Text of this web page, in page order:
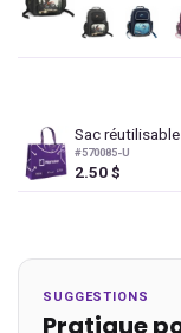
Sac
#570085-U
2.50$
SUGGESTIONS
Pratique